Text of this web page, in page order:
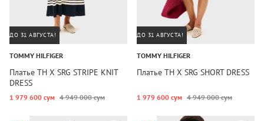
ДО 31 АВГУСТА!
TOMMY HILFIGER
Платье TH X SRG STRIPE KNIT
DRESS
1 979 600 сум 4 949 000 сум
ДО 31 АВГУСТА!
TOMMY HILFIGER
Платье TH X SRG SHORT DRESS
1 979 600 сум 4 949 000 сум